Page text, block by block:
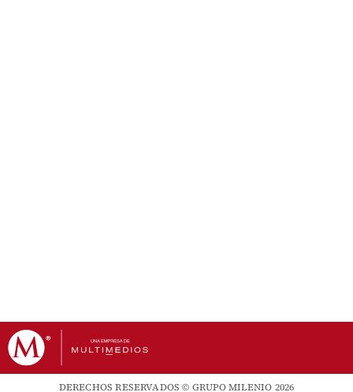
DERECHOS RESERVADOS © GRUPO MILENIO 2026